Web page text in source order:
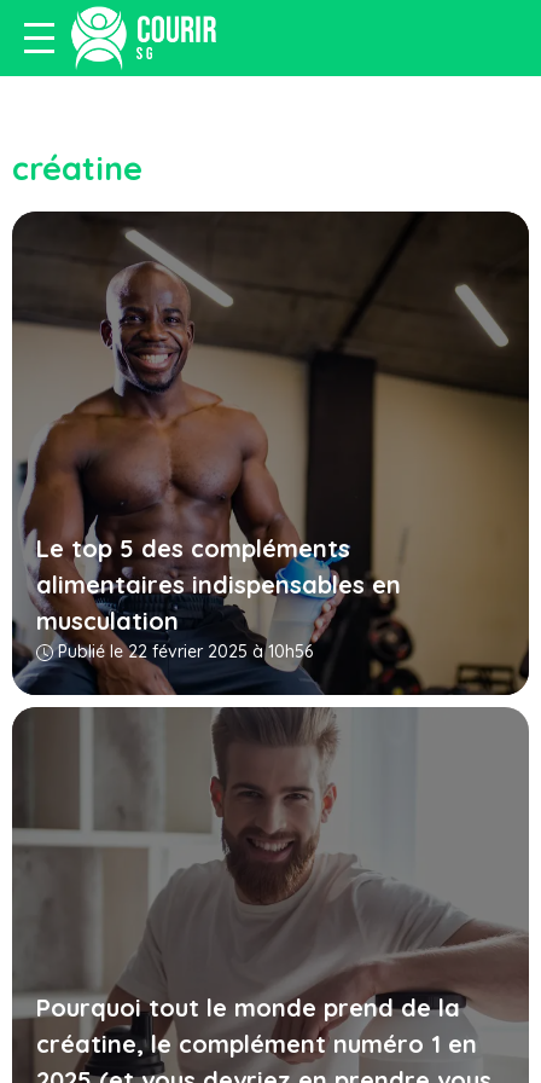
créatine
Le top 5 des compléments
alimentaires indispensables en
musculation
Publié le 22 février 2025 à 10h56
Pourquoi tout le monde prend de la
créatine, le complément numéro 1 en